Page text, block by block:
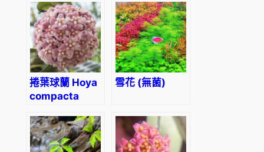
(Hygrophila
pinnatifida)
捲葉球蘭 Hoya
compacta
雪花 (無菌)